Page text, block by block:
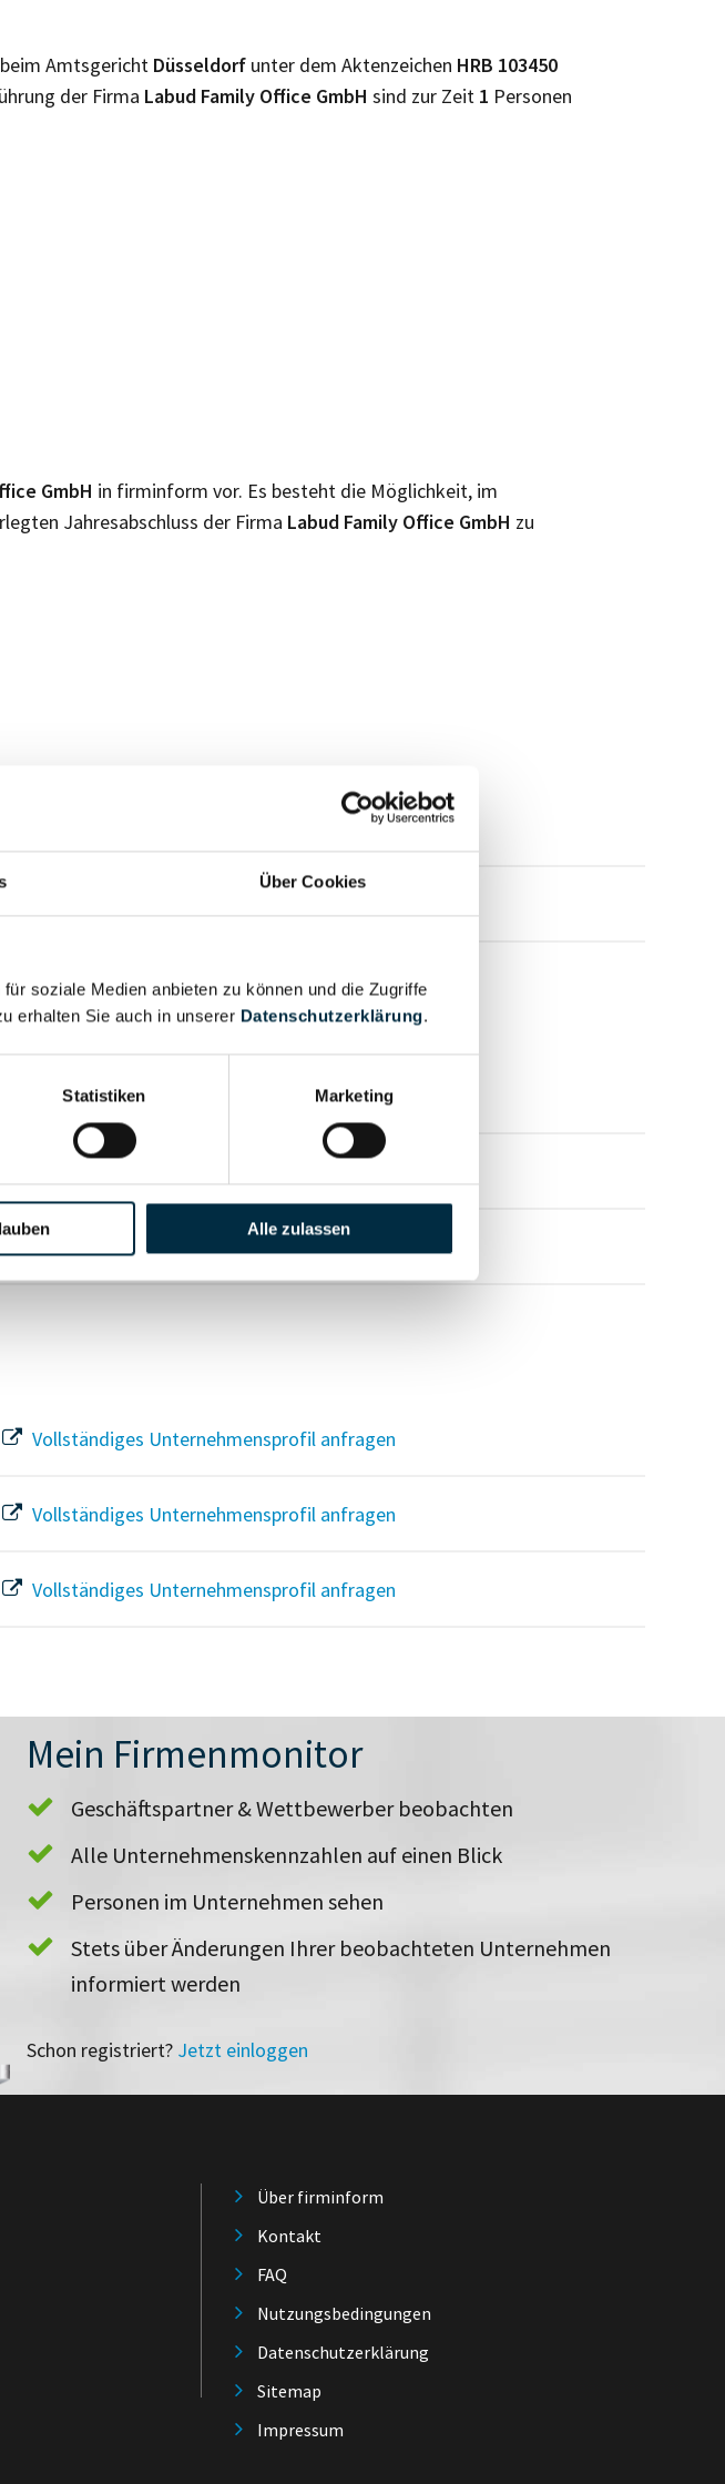
Über Cookies
soziale Medien anbieten zu können und die Zugriffe
erhalten Sie auch in unserer Datenschutzerklärung.
Statistiken Marketing
Alle zulassen
Amtsgericht Düsseldorf unter dem Aktenzeichen HRB 103450
der Firma Labud Family Office GmbH sind zur Zeit 1 Personen
GmbH in firminform vor. Es besteht die Möglichkeit, im
Jahresabschluss der Firma Labud Family Office GmbH zu
Vollständiges Unternehmensprofil anfragen
Vollständiges Unternehmensprofil anfragen
Vollständiges Unternehmensprofil anfragen
Vollständiges Unternehmensprofil anfragen
Vollständiges Unternehmensprofil anfragen
Mein Firmenmonitor
Geschäftspartner & Wettbewerber beobachten
Alle Unternehmenskennzahlen auf einen Blick
Personen im Unternehmen sehen
Stets über Änderungen Ihrer beobachteten Unternehmen
informiert werden
Schon registriert? Jetzt einloggen
Über firminform
Kontakt
FAQ
Nutzungsbedingungen
Datenschutzerklärung
Sitemap
Impressum